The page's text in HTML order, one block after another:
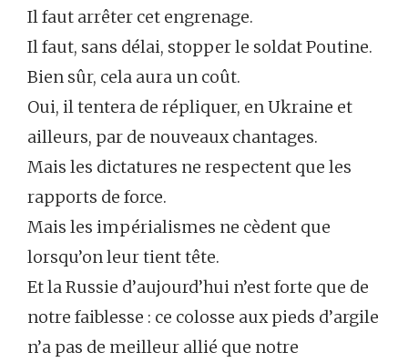
Il faut arrêter cet engrenage.
Il faut, sans délai, stopper le soldat Poutine.
Bien sûr, cela aura un coût.
Oui, il tentera de répliquer, en Ukraine et
ailleurs, par de nouveaux chantages.
Mais les dictatures ne respectent que les
rapports de force.
Mais les impérialismes ne cèdent que
lorsqu’on leur tient tête.
Et la Russie d’aujourd’hui n’est forte que de
notre faiblesse : ce colosse aux pieds d’argile
n’a pas de meilleur allié que notre